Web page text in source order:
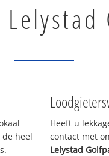
heel
Heeft u
contact met
Lelystad